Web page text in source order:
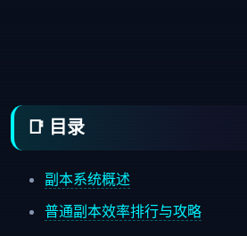
📑 目录
副本系统概述
普通副本效率排行与攻略